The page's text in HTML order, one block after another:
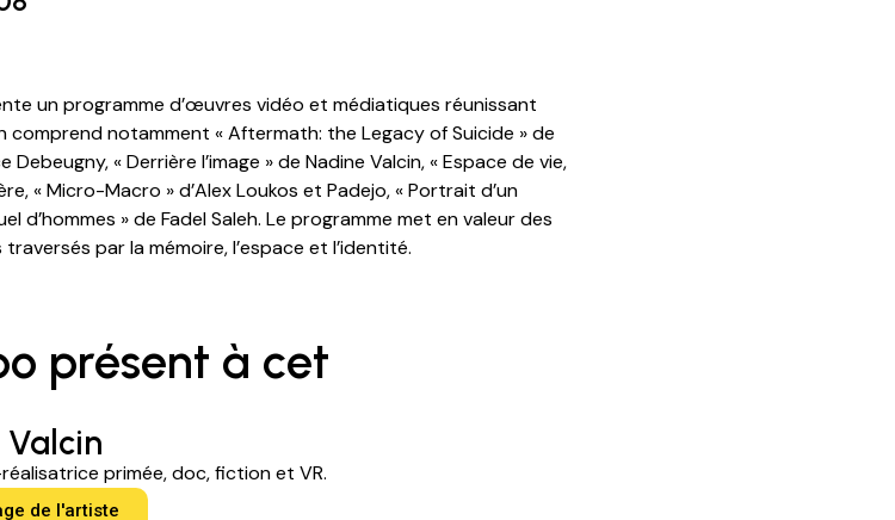
un programme d’œuvres vidéo et médiatiques réunissant
notamment « Aftermath: the Legacy of Suicide » de
« Derrière l’image » de Nadine Valcin, « Espace de vie,
« Micro-Macro » d’Alex Loukos et Padejo, « Portrait d’un
d’hommes » de Fadel Saleh. Le programme met en valeur des
par la mémoire, l’espace et l’identité.
présent à cet
primée, doc, fiction et VR.
de l'artiste